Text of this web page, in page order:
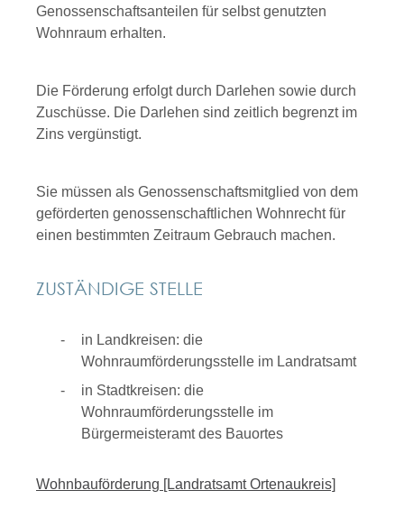
Genossenschaftsanteilen für selbst genutzten
Wohnraum erhalten.
Die Förderung erfolgt durch Darlehen sowie durch
Zuschüsse. Die Darlehen sind zeitlich begrenzt im
Zins vergünstigt.
Sie müssen als Genossenschaftsmitglied von dem
geförderten genossenschaftlichen Wohnrecht für
einen bestimmten Zeitraum Gebrauch machen.
ZUSTÄNDIGE STELLE
in Landkreisen: die
Wohnraumförderungsstelle im Landratsamt
in Stadtkreisen: die
Wohnraumförderungsstelle im
Bürgermeisteramt des Bauortes
Wohnbauförderung [Landratsamt Ortenaukreis]